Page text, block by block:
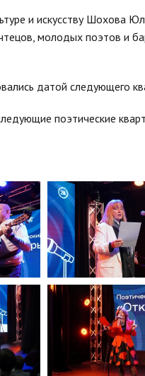
и искусству Шохова
молодых поэтов и
датой следующего
поэтические